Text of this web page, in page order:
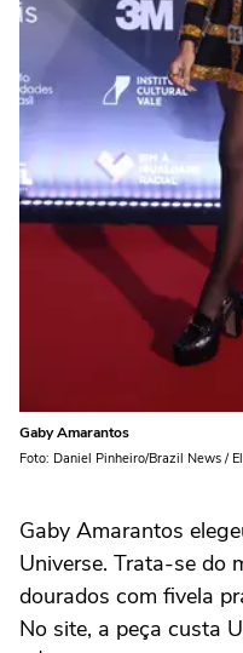
Gaby Amarantos
Foto: Daniel Pinheiro/Brazil News /
Gaby Amarantos
Universe. Trata-se do
dourados com fivela
No site, a peça custa